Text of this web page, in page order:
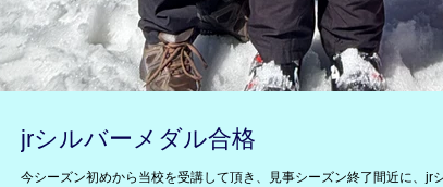
jrシルバーメダル合格
今シーズン初めから当校を受講して頂き、見事シーズン終了間近に、jr